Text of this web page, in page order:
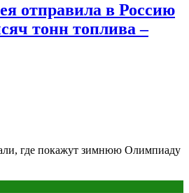
отправила в Россию
тонн топлива –
где покажут зимнюю Олимпиаду